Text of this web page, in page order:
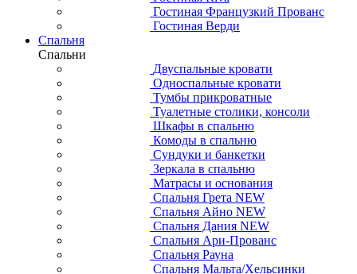
Гостиная Французкий Прованс
Гостиная Верди
Спальня
Спальни
Двуспальные кровати
Односпальные кровати
Тумбы прикроватные
Туалетные столики, консоли
Шкафы в спальню
Комоды в спальню
Сундуки и банкетки
Зеркала в спальню
Матрасы и основания
Спальня Грета NEW
Спальня Айно NEW
Спальня Дания NEW
Спальня Ари-Прованс
Спальня Рауна
Спальня Мальта/Хельсинки